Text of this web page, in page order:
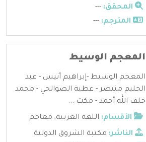
المحقق: ---
المترجم: ---
المعجم الوسيط
المعجم الوسيط -إبراهيم أنيس - عبد
الحليم منتصر - عطية الصوالحي - محمد
خلف الله أحمد - مكت ...
الأقسام: اللغة العربية, معاجم
الناشر: مكتبة الشروق الدولية